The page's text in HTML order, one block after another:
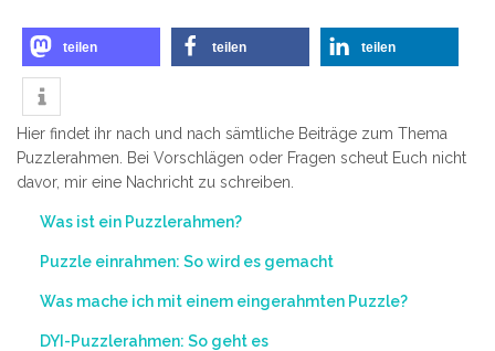
teilen teilen teilen
Hier findet ihr nach und nach sämtliche Beiträge zum Thema
Puzzlerahmen. Bei Vorschlägen oder Fragen scheut Euch nicht
davor, mir eine Nachricht zu schreiben.
Was ist ein Puzzlerahmen?
Puzzle einrahmen: So wird es gemacht
Was mache ich mit einem eingerahmten Puzzle?
DYI-Puzzlerahmen: So geht es